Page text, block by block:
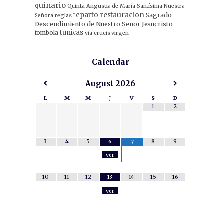
quinario Quinta Angustia de María Santísima Nuestra
Señora reglas reparto restauracion Sagrado
Descendimiento de Nuestro Señor Jesucristo
tombola tunicas via crucis virgen
Calendar
August 2026
L M M J V S
D
1
2
3 4 5
6
ver
7 8 9
10 11 12
13
ver
14 15 16